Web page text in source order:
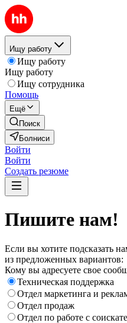
Ищу работу
Ищу работу
Ищу работу
Ищу сотрудника
Помощь
Ещё
Поиск
Болниси
Войти
Войти
Создать резюме
Пишите нам!
Если вы хотите подсказать
из предложенных вариантов:
Кому вы адресуете свое
Техническая поддержка
Отдел маркетинга и
Отдел продаж
Отдел по работе с